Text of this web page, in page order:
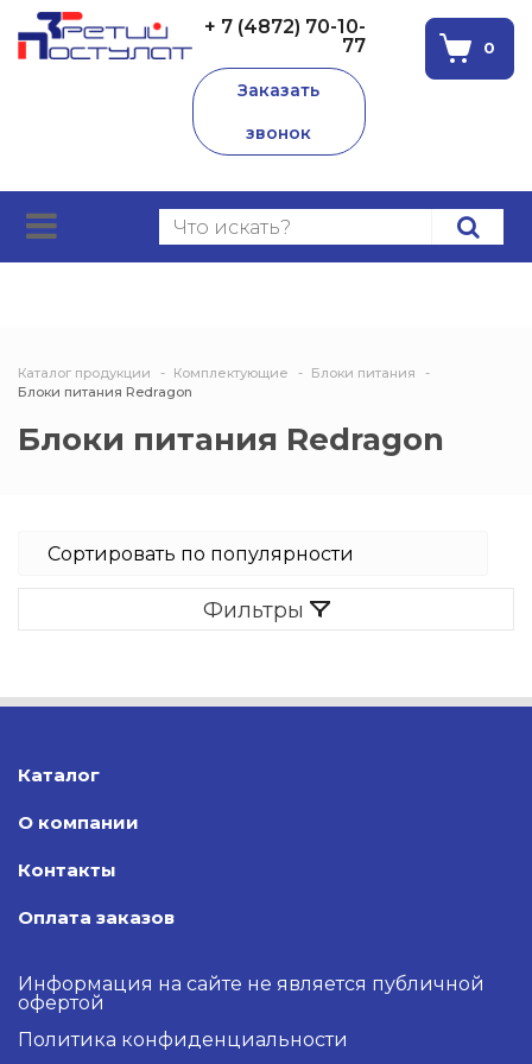
+ 7 (4872) 70-10-
77
Заказать
звонок
0
Каталог продукции Комплектующие
Блоки питания
Блоки питания Redragon
Блоки питания Redragon
Фильтры
Каталог
О компании
Контакты
Оплата заказов
Информация на сайте не является публичной
офертой
Политика конфиденциальности